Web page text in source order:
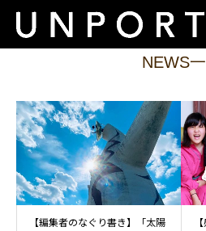
NEWS
【編集者のなぐり書き】「太陽